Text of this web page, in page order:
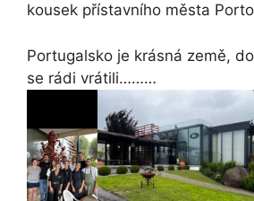
kousek přístavního města
Portugalsko je krásná země,
se rádi vrátili………